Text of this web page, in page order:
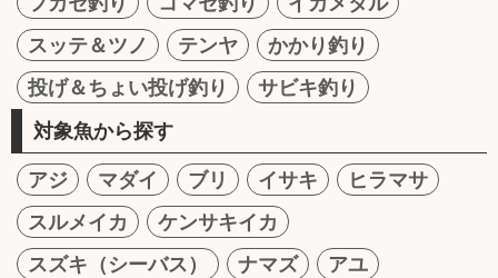
スッテ＆ツノ
テンヤ
かかり釣り
投げ＆ちょい投げ釣り
サビキ釣り
対象魚から探す
アジ マダイ ブリ イサキ
ヒラマサ
スルメイカ
ケンサキイカ
スズキ（シーバス）
ナマズ
アユ